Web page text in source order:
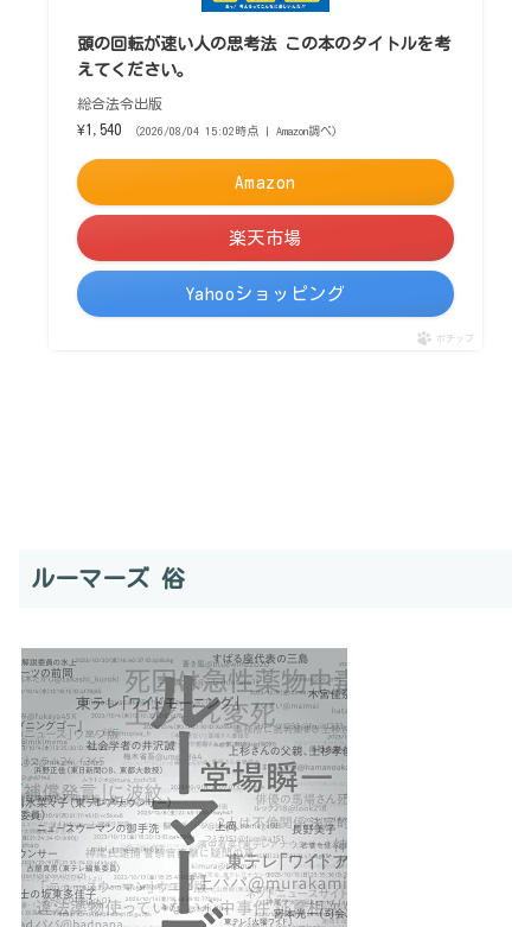
頭の回転が速い人の思考法 この本のタイトルを考
えてください。
総合法令出版
¥1,540
（2026/08/04 15:02時点 | Amazon調べ）
Amazon
楽天市場
Yahooショッピング
ポチップ
ルーマーズ 俗